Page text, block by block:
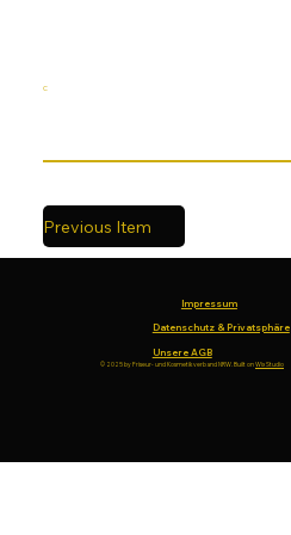
C
Previous Item
© 2025 by Friseur- und Kosmetikverband NRW. Built onWix Studio
Datenschutz & Privatsphäre
Impressum
Unsere AGB